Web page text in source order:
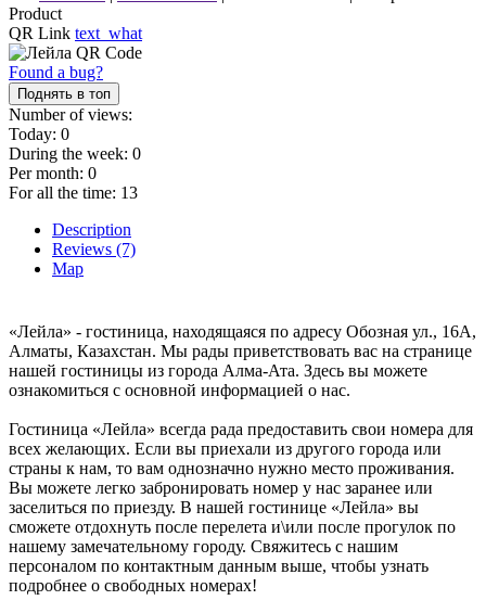
Product
QR Link text_what
Found a bug?
Поднять в топ
Number of views:
Today: 0
During the week: 0
Per month: 0
For all the time: 13
Description
Reviews (7)
Map
«Лейла» - гостиница, находящаяся по адресу Обозная ул., 16А,
Алматы, Казахстан. Мы рады приветствовать вас на странице
нашей гостиницы из города Алма-Ата. Здесь вы можете
ознакомиться с основной информацией о нас.
Гостиница «Лейла» всегда рада предоставить свои номера для
всех желающих. Если вы приехали из другого города или
страны к нам, то вам однозначно нужно место проживания.
Вы можете легко забронировать номер у нас заранее или
заселиться по приезду. В нашей гостинице «Лейла» вы
сможете отдохнуть после перелета и\или после прогулок по
нашему замечательному городу. Свяжитесь с нашим
персоналом по контактным данным выше, чтобы узнать
подробнее о свободных номерах!